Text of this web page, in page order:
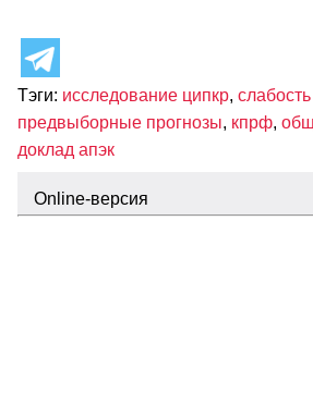
Тэги: исследование ципкр,
предвыборные прогнозы, кпрф,
доклад апэк
Оnline-версия